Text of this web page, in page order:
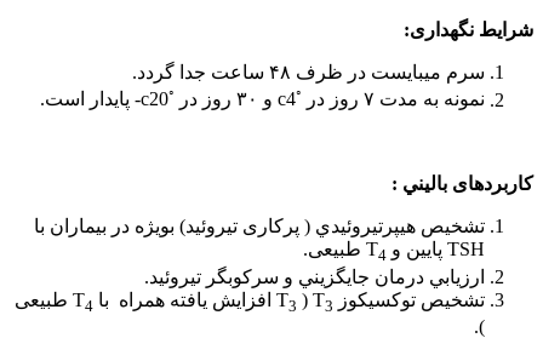
شرایط نگهداری:
سرم میبایست در ظرف ۴۸ ساعت جدا گردد.
نمونه به مدت ۷ روز در
◦c4 و ۳۰ روز در ◦c20- پایدار است.
کاربردهای بالیني :
تشخيص هيپرتيروئيدي ( پرکاری تیروئید) بویژه در بیماران با
TSH پایین و T
4
طبیعی.
ارزيابي درمان جايگزيني و سركوبگر تيروئيد.
تشخيص توكسيكوز T 3
( T
3 افزایش یافته همراه با T 4
طبیعی
).